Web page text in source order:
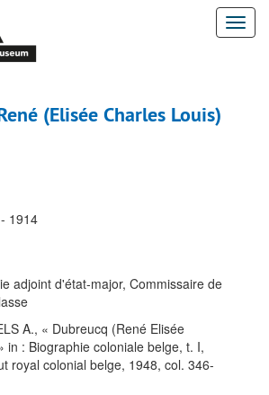
(Elisée Charles Louis)
1914
adjoint d'état-major, Commissaire de
A., « Dubreucq (René Elisée
in : Biographie coloniale belge, t. I,
royal colonial belge, 1948, col. 346-